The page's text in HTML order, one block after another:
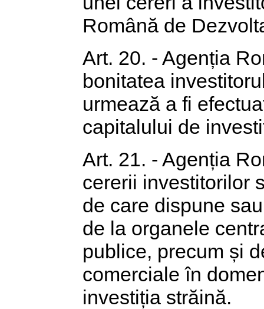
Română de
Art. 20. - Agenția
bonitatea
urmează a fi
capitalului de
Art. 21. - Agenția
cererii investitorilor
de care dispune
de la organele
publice, precum și
comerciale în
investiția străină.